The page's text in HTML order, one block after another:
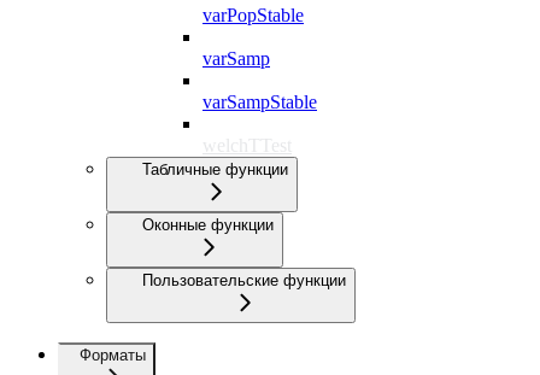
varPopStable
varSamp
varSampStable
welchTTest
Табличные функции
Оконные функции
Пользовательские функции
Форматы